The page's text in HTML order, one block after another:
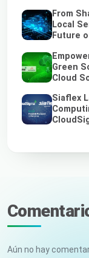
From
Local
Future
Green
Cloud
Siaflex
Aún no hay